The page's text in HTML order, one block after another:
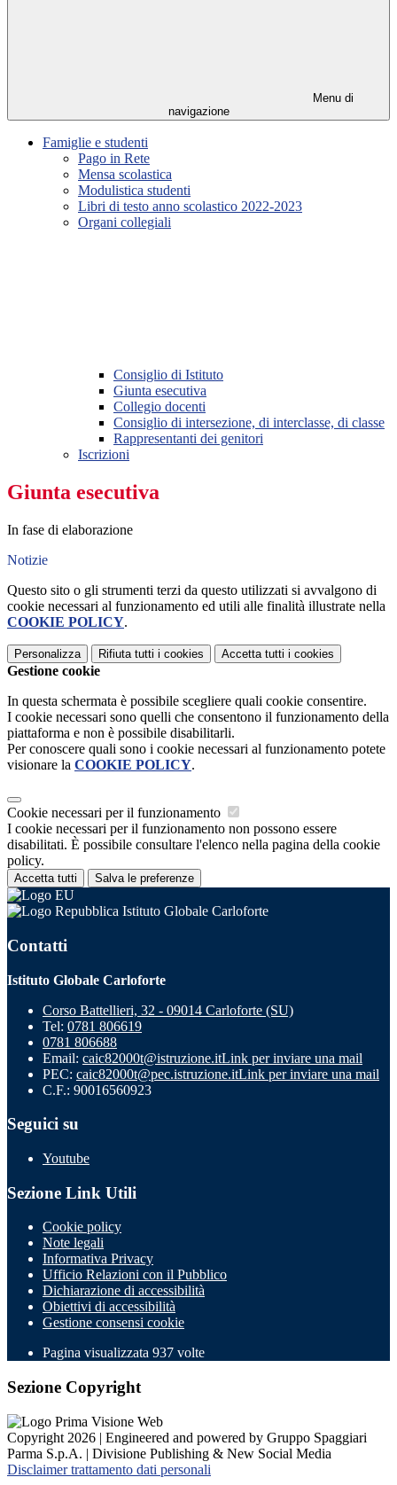
Menu di
navigazione
Famiglie e studenti
Pago in Rete
Mensa scolastica
Modulistica studenti
Libri di testo anno scolastico 2022-2023
Organi collegiali
Consiglio di Istituto
Giunta esecutiva
Collegio docenti
Consiglio di intersezione, di interclasse, di classe
Rappresentanti dei genitori
Iscrizioni
Giunta esecutiva
In fase di elaborazione
Notizie
Questo sito o gli strumenti terzi da questo utilizzati si avvalgono di
cookie necessari al funzionamento ed utili alle finalità illustrate nella
COOKIE POLICY.
Personalizza Rifiuta tutti i cookies Accetta tutti i cookies
Gestione cookie
In questa schermata è possibile scegliere quali cookie consentire.
I cookie necessari sono quelli che consentono il funzionamento della
piattaforma e non è possibile disabilitarli.
Per conoscere quali sono i cookie necessari al funzionamento potete
visionare la COOKIE POLICY.
Cookie necessari per il funzionamento
I cookie necessari per il funzionamento non possono essere
disabilitati. È possibile consultare l'elenco nella pagina della cookie
policy.
Accetta tutti Salva le preferenze
Istituto Globale Carloforte
Contatti
Istituto Globale Carloforte
Corso Battellieri, 32 - 09014 Carloforte (SU)
Tel: 0781 806619
0781 806688
Email: caic82000t@istruzione.itLink per inviare una mail
PEC: caic82000t@pec.istruzione.itLink per inviare una mail
C.F.: 90016560923
Seguici su
Youtube
Sezione Link Utili
Cookie policy
Note legali
Informativa Privacy
Ufficio Relazioni con il Pubblico
Dichiarazione di accessibilità
Obiettivi di accessibilità
Gestione consensi cookie
Pagina visualizzata 937 volte
Sezione Copyright
Copyright 2026 | Engineered and powered by Gruppo Spaggiari
Parma S.p.A. | Divisione Publishing & New Social Media
Disclaimer trattamento dati personali